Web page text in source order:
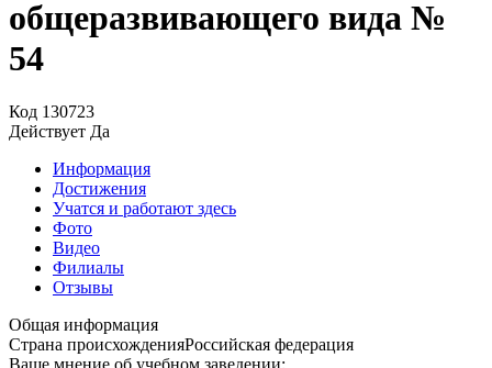
общеразвивающего вида №
54
Код 130723
Действует Да
Информация
Достижения
Учатся и работают здесь
Фото
Видео
Филиалы
Отзывы
Общая информация
Страна происхожденияРоссийская федерация
Ваше мнение об учебном заведении: